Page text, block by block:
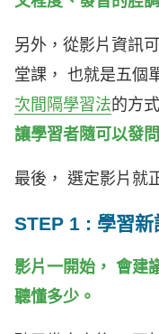
另外，從影片資訊
堂課， 也就是五個
次間隔學習法的方
讓學習者隨可以發
最後， 選定影片就
STEP 1 : 學習新
影片一開始， 會建
聽懂多少。